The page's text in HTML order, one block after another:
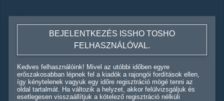
BEJELENTKEZÉS ISSHO TOSHO
FELHASZNÁLÓVAL.
Kedves felhasználóink! Mivel az utóbbi időben egyre
erőszakosabban lépnek fel a kiadók a rajongói fordítások ellen,
így kénytelenek vagyuk egy időre regisztráció mögé tenni az
oldal tartalmát. Ha változik a helyzet, akkor felülvizsgáljuk és
esetlegesen visszaállítjuk a kötelező regisztráció nélküli